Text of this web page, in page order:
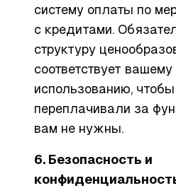
систему оплаты по
с кредитами.
структуру
соответствует
использованию,
переплачивали за
вам не нужны.
6. Безопасность и